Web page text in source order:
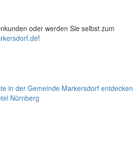
oder werden Sie selbst zum
!
Nürnberg